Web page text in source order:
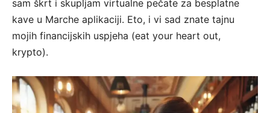
sam škrt i skupljam virtualne pečate za besplatne
kave u Marche aplikaciji. Eto, i vi sad znate tajnu
mojih financijskih uspjeha (eat your heart out,
krypto).